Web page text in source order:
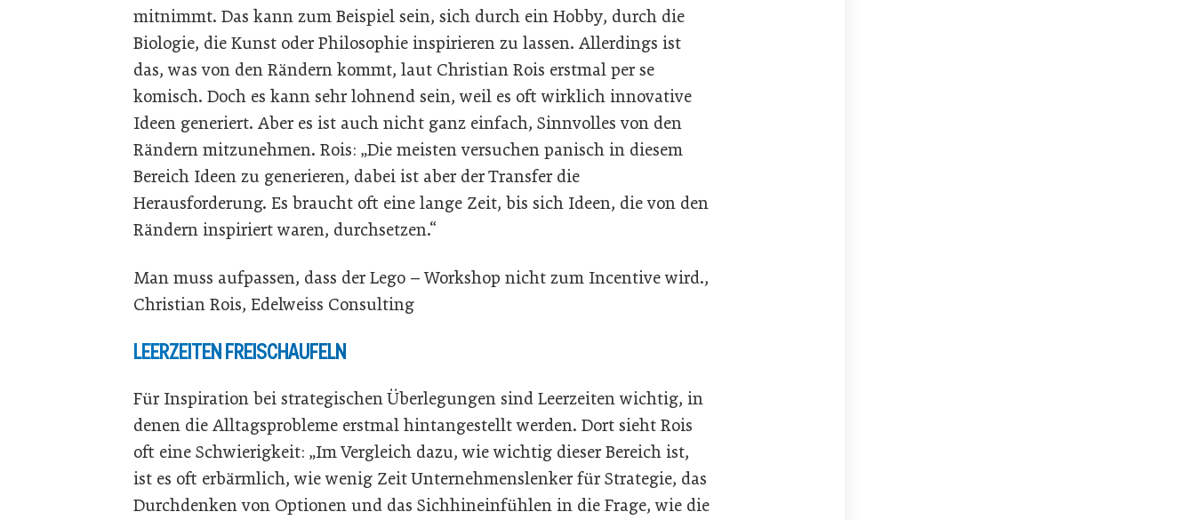
mitnimmt. Das kann zum Beispiel sein, sich durch ein Hobby, durch die
Biologie, die Kunst oder Philosophie inspirieren zu lassen. Allerdings ist
das, was von den Rändern kommt, laut Christian Rois erstmal per se
komisch. Doch es kann sehr lohnend sein, weil es oft wirklich innovative
Ideen generiert. Aber es ist auch nicht ganz einfach, Sinnvolles von den
Rändern mitzunehmen. Rois: „Die meisten versuchen panisch in diesem
Bereich Ideen zu generieren, dabei ist aber der Transfer die
Herausforderung. Es braucht oft eine lange Zeit, bis sich Ideen, die von den
Rändern inspiriert waren, durchsetzen.“
Man muss aufpassen, dass der Lego – Workshop nicht zum Incentive wird.,
Christian Rois, Edelweiss Consulting
LEERZEITEN FREISCHAUFELN
Für Inspiration bei strategischen Überlegungen sind Leerzeiten wichtig, in
denen die Alltagsprobleme erstmal hintangestellt werden. Dort sieht Rois
oft eine Schwierigkeit: „Im Vergleich dazu, wie wichtig dieser Bereich ist,
ist es oft erbärmlich, wie wenig Zeit Unternehmenslenker für Strategie, das
Durchdenken von Optionen und das Sichhineinfühlen in die Frage, wie die